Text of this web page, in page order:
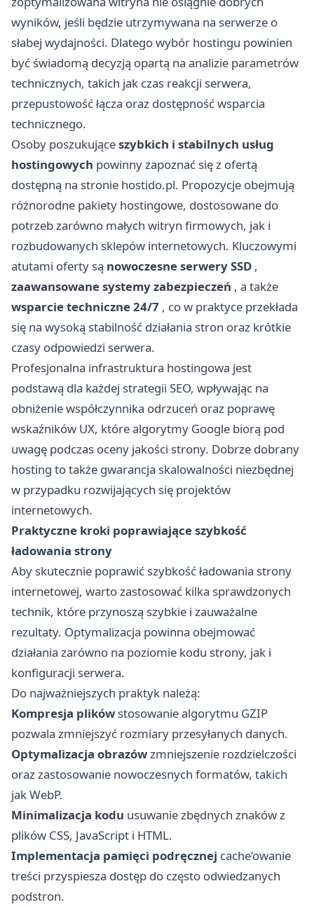
wyników, jeśli będzie utrzymywana na serwerze o
słabej wydajności. Dlatego wybór hostingu powinien
być świadomą decyzją opartą na analizie parametrów
technicznych, takich jak czas reakcji serwera,
przepustowość łącza oraz dostępność wsparcia
technicznego.
Osoby poszukująceszybkich i stabilnych usług
hostingowych powinny zapoznać się z ofertą
dostępną na stronie hostido.pl. Propozycje obejmują
różnorodne pakiety hostingowe, dostosowane do
potrzeb zarówno małych witryn firmowych, jak i
rozbudowanych sklepów internetowych. Kluczowymi
atutami oferty są nowoczesne serwery SSD ,
zaawansowane systemy zabezpieczeń , a także
wsparcie techniczne 24/7 , co w praktyce przekłada
się na wysoką stabilność działania stron oraz krótkie
czasy odpowiedzi serwera.
Profesjonalna infrastruktura hostingowa jest
podstawą dla każdej strategii SEO, wpływając na
obniżenie współczynnika odrzuceń oraz poprawę
wskaźników UX, które algorytmy Google biorą pod
uwagę podczas oceny jakości strony. Dobrze dobrany
hosting to także gwarancja skalowalności niezbędnej
w przypadku rozwijających się projektów
internetowych.
Praktyczne kroki poprawiające szybkość
ładowania strony
Aby skutecznie poprawić szybkość ładowania strony
internetowej, warto zastosować kilka sprawdzonych
technik, które przynoszą szybkie i zauważalne
rezultaty. Optymalizacja powinna obejmować
działania zarówno na poziomie kodu strony, jak i
konfiguracji serwera.
Do najważniejszych praktyk należą:
Kompresja plików stosowanie algorytmu GZIP
pozwala zmniejszyć rozmiary przesyłanych danych.
Optymalizacja obrazówzmniejszenie rozdzielczości
oraz zastosowanie nowoczesnych formatów, takich
jak WebP.
Minimalizacja kodu usuwanie zbędnych znaków z
plików CSS, JavaScript i HTML.
Implementacja pamięci podręcznej cache’owanie
treści przyspiesza dostęp do często odwiedzanych
podstron.